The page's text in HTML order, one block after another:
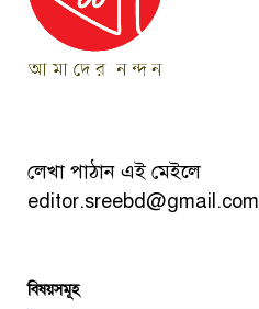
লেখা পাঠান এই মেইলে
editor.sreebd@gmail.com
বিষয়সমূহ